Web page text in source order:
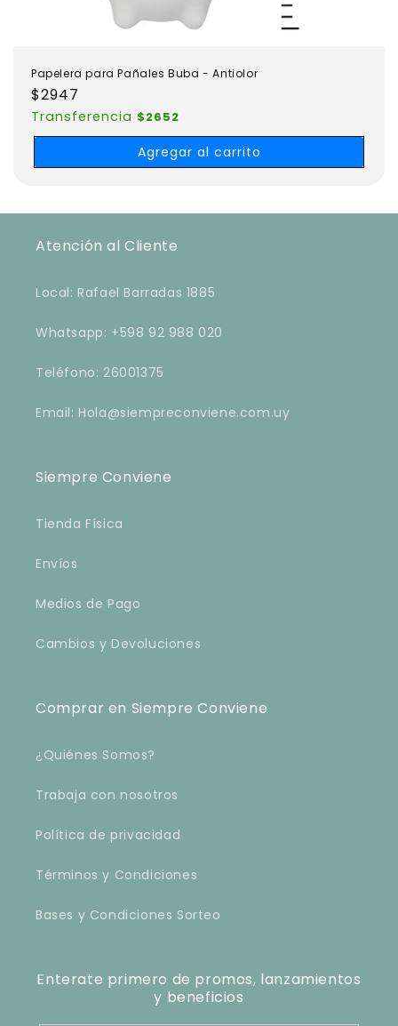
Papelera para Pañales Buba - Antiolor
Precio
habitual
$2947
Transferencia $2652
Agregar al carrito
Atención al Cliente
Local: Rafael Barradas 1885
Whatsapp: +598 92 988 020
Teléfono: 26001375
Email: Hola@siempreconviene.com.uy
Siempre Conviene
Tienda Física
Envíos
Medios de Pago
Cambios y Devoluciones
Comprar en Siempre Conviene
¿Quiénes Somos?
Trabaja con nosotros
Política de privacidad
Términos y Condiciones
Bases y Condiciones Sorteo
Enterate primero de promos, lanzamientos
y beneficios